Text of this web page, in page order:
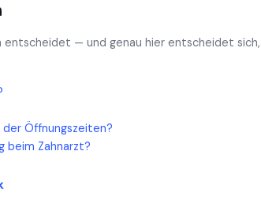
— und genau hier entscheidet
der Öffnungszeiten?
beim Zahnarzt?